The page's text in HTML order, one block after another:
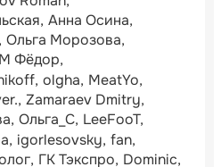
Анна Осина
Ольга Морозова
Фёдор
olgha MeatYo
Zamaraev Dmitry
Ольга_С LeeFooT
igorlesovsky fan
ГК Тэкспро Dominic